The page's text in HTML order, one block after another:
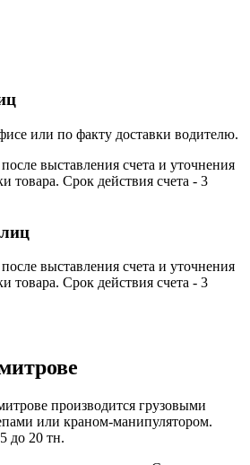
или по факту доставки водителю.
выставления счета и уточнения
товара. Срок действия счета - 3
выставления счета и уточнения
товара. Срок действия счета - 3
производится грузовыми
или краном-манипулятором.
до 20 тн.